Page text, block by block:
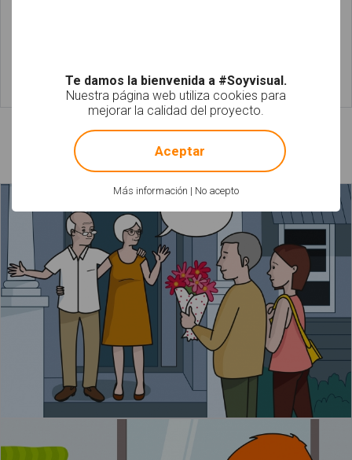
Leer más Leer más
Láminas relacionadas
Te damos la bienvenida a #Soyvisual.
Nuestra página web utiliza cookies para
mejorar la calidad del proyecto.
Más información | No acepto
! Not valid!
Aceptar